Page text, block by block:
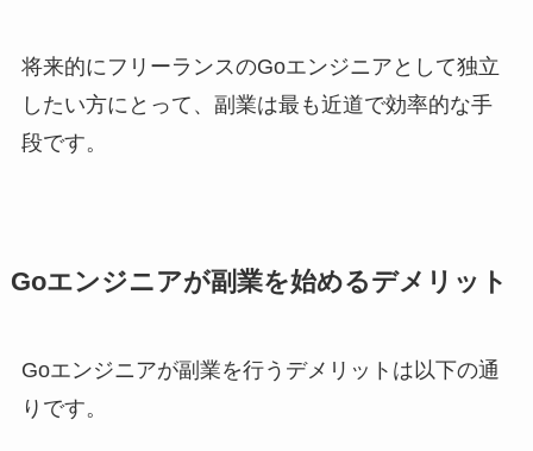
将来的にフリーランスのGoエンジニアとして独立
したい方にとって、副業は最も近道で効率的な手
段です。
Goエンジニアが副業を始めるデメリット
Goエンジニアが副業を行うデメリットは以下の通
りです。